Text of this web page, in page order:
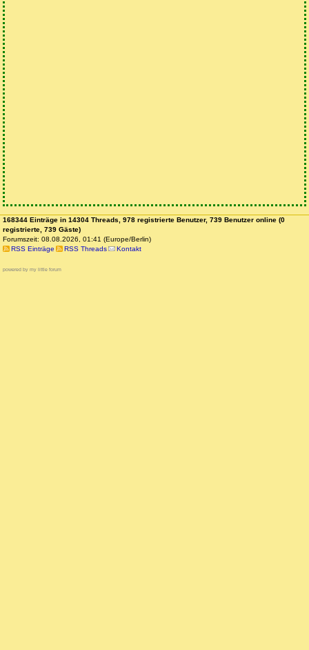
168344 Einträge in 14304 Threads, 978 registrierte Benutzer, 739 Benutzer online (0
registrierte, 739 Gäste)
Forumszeit: 08.08.2026, 01:41 (Europe/Berlin)
RSS Einträge
RSS Threads Kontakt
powered by my little forum